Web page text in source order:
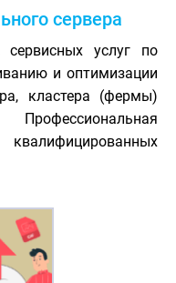
сервера
сервисных услуг по
и оптимизации
кластера (фермы)